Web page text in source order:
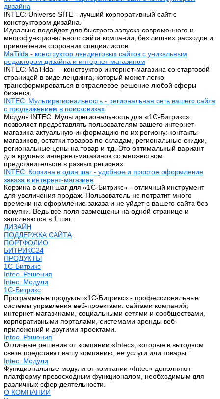
дизайна
INTEC: Universe SITE - лучший корпоративный сайт с
конструктором дизайна.
Идеально подойдет для быстрого запуска современного и
многофункционального сайта компании, без лишних расходов и
привлечения сторонних специалистов.
MaTilda - конструктор лендинговых сайтов с уникальным
редактором дизайна и интернет-магазином
INTEC: MaTilda — конструктор интернет-магазина со стартовой
страницей в виде лендинга, который может легко
трансформироваться в отраслевое решение любой сферы
бизнеса.
INTEC: Мультирегиональность - региональная сеть вашего сайта
с продвижением в поисковиках
Модуль INTEC: Мультирегиональность для «1С-Битрикс»
позволяет предоставлять пользователям вашего интернет-
магазина актуальную информацию по их региону: контакты
магазинов, остатки товаров по складам, региональные скидки,
региональные цены на товар и т.д. Это оптимальный вариант
для крупных интернет-магазинов со множеством
представительств в разных регионах.
INTEC: Корзина в один шаг - удобное и простое оформление
заказа в интернет-магазине
Корзина в один шаг для «1С-Битрикс» - отличный инструмент
для увеличения продаж. Пользователь не потратит много
времени на оформление заказа и не уйдет с вашего сайта без
покупки. Ведь все поля размещены на одной странице и
заполняются в 1 шаг.
ДИЗАЙН
ПОДДЕРЖКА САЙТА
ПОРТФОЛИО
БИТРИКС24
ПРОДУКТЫ
1С-Битрикс
Intec. Решения
Intec. Модули
1С-Битрикс
Программные продукты «1С-Битрикс» - профессиональные
системы управления веб-проектами: сайтами компаний,
интернет-магазинами, социальными сетями и сообществами,
корпоративными порталами, системами аренды веб-
приложений и другими проектами.
Intec. Решения
Отличные решения от компании «Intec», которые в выгодном
свете представят вашу компанию, ее услуги или товары
Intec. Модули
Функциональные модули от компании «Intec» дополняют
платформу превосходным функционалом, необходимым для
различных сфер деятельности.
О КОМПАНИИ